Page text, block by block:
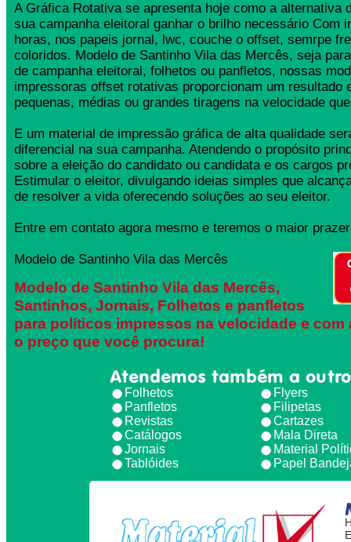
A Gráfica Rotativa se apresenta hoje como a alternativa
sua campanha eleitoral ganhar o brilho necessário Com
horas, nos papeis jornal, lwc, couche o offset, semrpe
coloridos. Modelo de Santinho Vila das Mercês, seja
de campanha eleitoral, folhetos ou panfletos, nossas
impressoras offset rotativas proporcionam um resultado
pequenas, médias ou grandes tiragens na velocidade
E um material de impressão gráfica de alta qualidade
diferencial na sua campanha. Atendendo o propósito
sobre a eleição do candidato ou candidata e os cargos
Estimular o eleitor, divulgando ideias simples que
de resolver a vida oferecendo soluções ao seu eleitor.
Entre em contato agora mesmo e teremos o maior
Modelo de Santinho Vila das Mercês
Modelo de Santinho Vila das Mercês,
Santinhos, Jornais, Folhetos e panfletos
para políticos impressos na velocidade e com
o preço que você procura!
Atendemos também a
Folhetos
Panfletos
Revistas
Catálogos
Jornais
Tablóides
Flyers
Filipetas
Cartazes
Mala Direta
Material
Papel